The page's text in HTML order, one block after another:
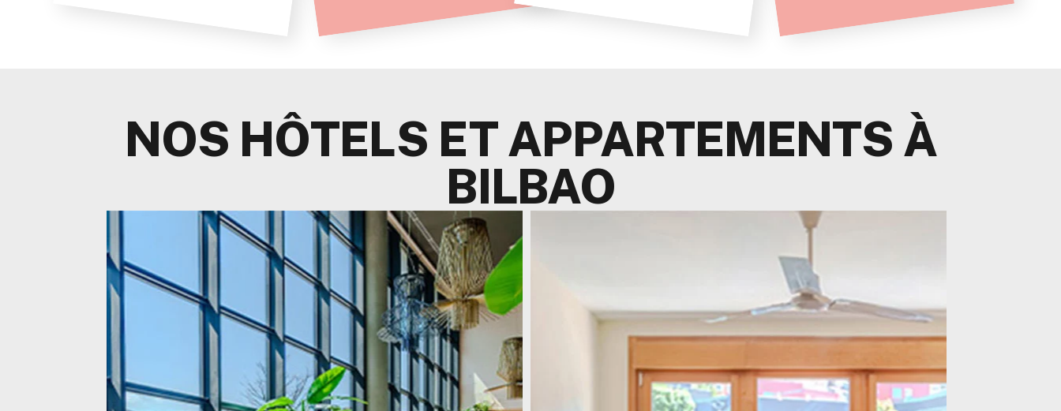
NOS HÔTELS ET APPARTEMENTS À
BILBAO